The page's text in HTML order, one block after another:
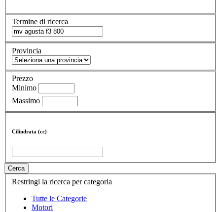
Termine di ricerca
Provincia
Prezzo
Minimo
Massimo
Cilindrata (cc)
Cerca
Restringi la ricerca per categoria
Tutte le Categorie
Motori